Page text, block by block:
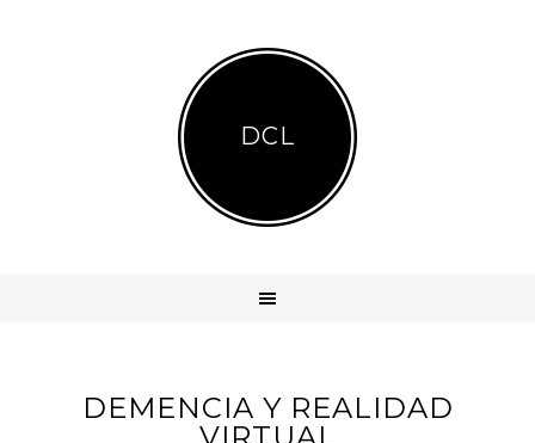
DCL
DEMENCIA Y REALIDAD